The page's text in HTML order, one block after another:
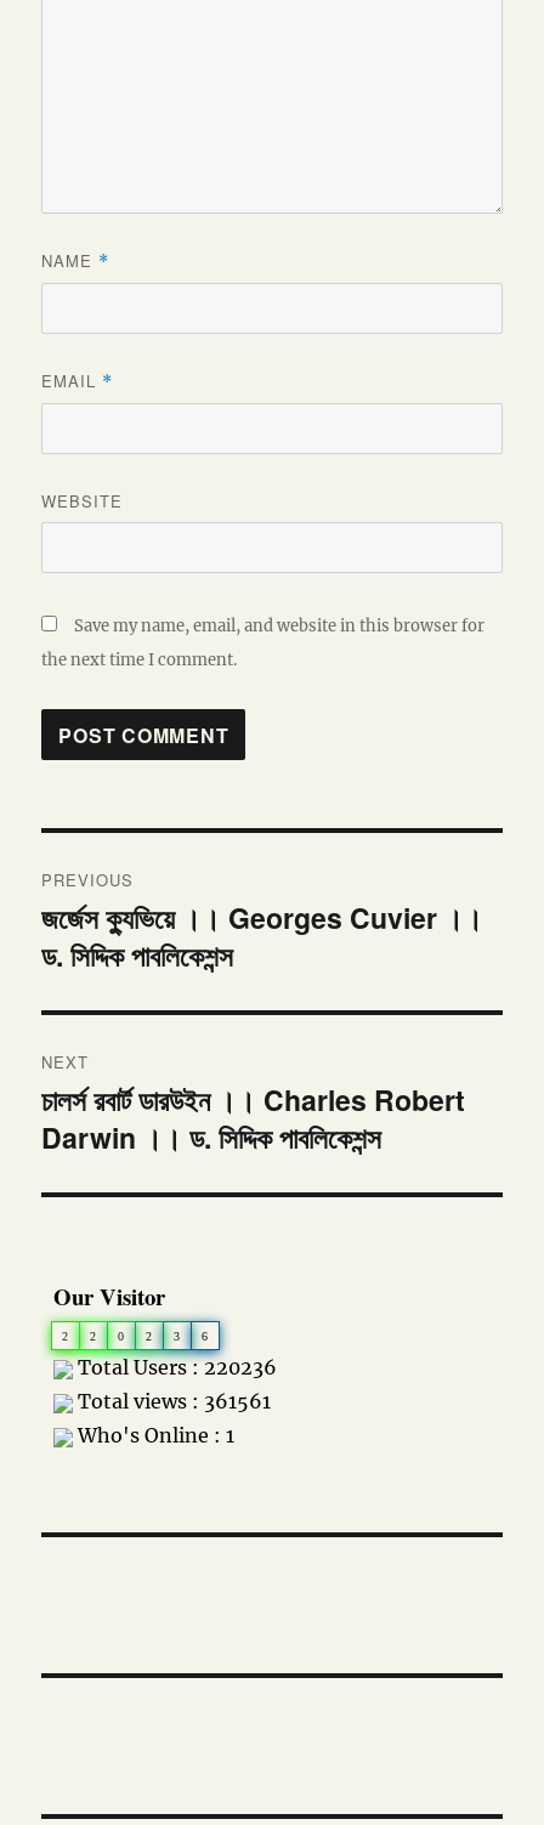
NAME *
EMAIL *
WEBSITE
Save my name, email, and website in this browser for
the next time I comment.
navigation
PREVIOUS
Previous
post:
জর্জেস ক্যুভিয়ে ।। Georges Cuvier ।।
ড. সিদ্দিক পাবলিকেশন্স
NEXT
Next
post:
চালর্স রবার্ট ডারউইন ।। Charles Robert
Darwin ।। ড. সিদ্দিক পাবলিকেশন্স
Our Visitor
2 2 0 2 3 6
Total Users : 220236
Total views : 361561
Who's Online : 1